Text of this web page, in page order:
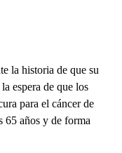
la historia de que su
espera de que los
para el cáncer de
65 años y de forma